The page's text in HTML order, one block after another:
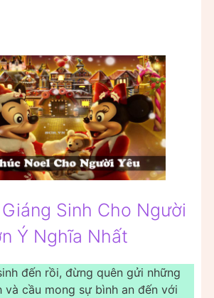
Sinh Cho Người
Ý Nghĩa Nhất
đến rồi, đừng quên gửi những
và cầu mong sự bình an đến với